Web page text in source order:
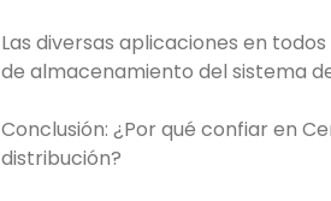
Las diversas aplicaciones en
de almacenamiento del sistema
Conclusión: ¿Por qué confiar en
distribución?